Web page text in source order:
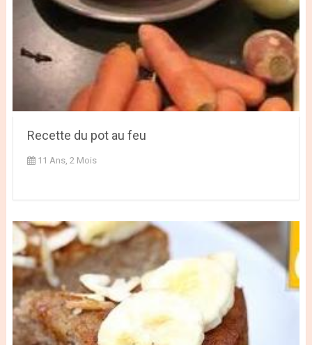
Recette du pot au feu
11 Ans, 2 Mois